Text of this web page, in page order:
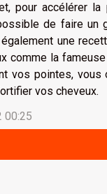
pour accélérer
de faire un
une
comme la
vos pointes,
vos cheveux.
00:25